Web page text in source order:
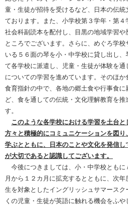
童・生徒が招待を受けるなど、日本の伝
ております。また、小学校第３学年・第
社会科副読本を配付し、目黒の地域学習
ところでございます。さらに、めぐろ学
いる５６面の琴を小・中学校に貸し出し
て各学校に派遣し、児童・生徒が体験を
についての学習を進めています。そのほ
食育指針の中で、各地の郷土食や行事食
ど、食を通しての伝統・文化理解教育を
す。
このような各学校における学習を土台
方々と積極的にコミュニケーションを図
学ぶとともに、日本のことや文化を発信
が大切であると認識してございます。
今後につきましては、小・中学校ともに
月から１２カ月に拡充するとともに、次
生を対象としたイングリッシュサマース
くの児童・生徒が英語に触れる機会をふや